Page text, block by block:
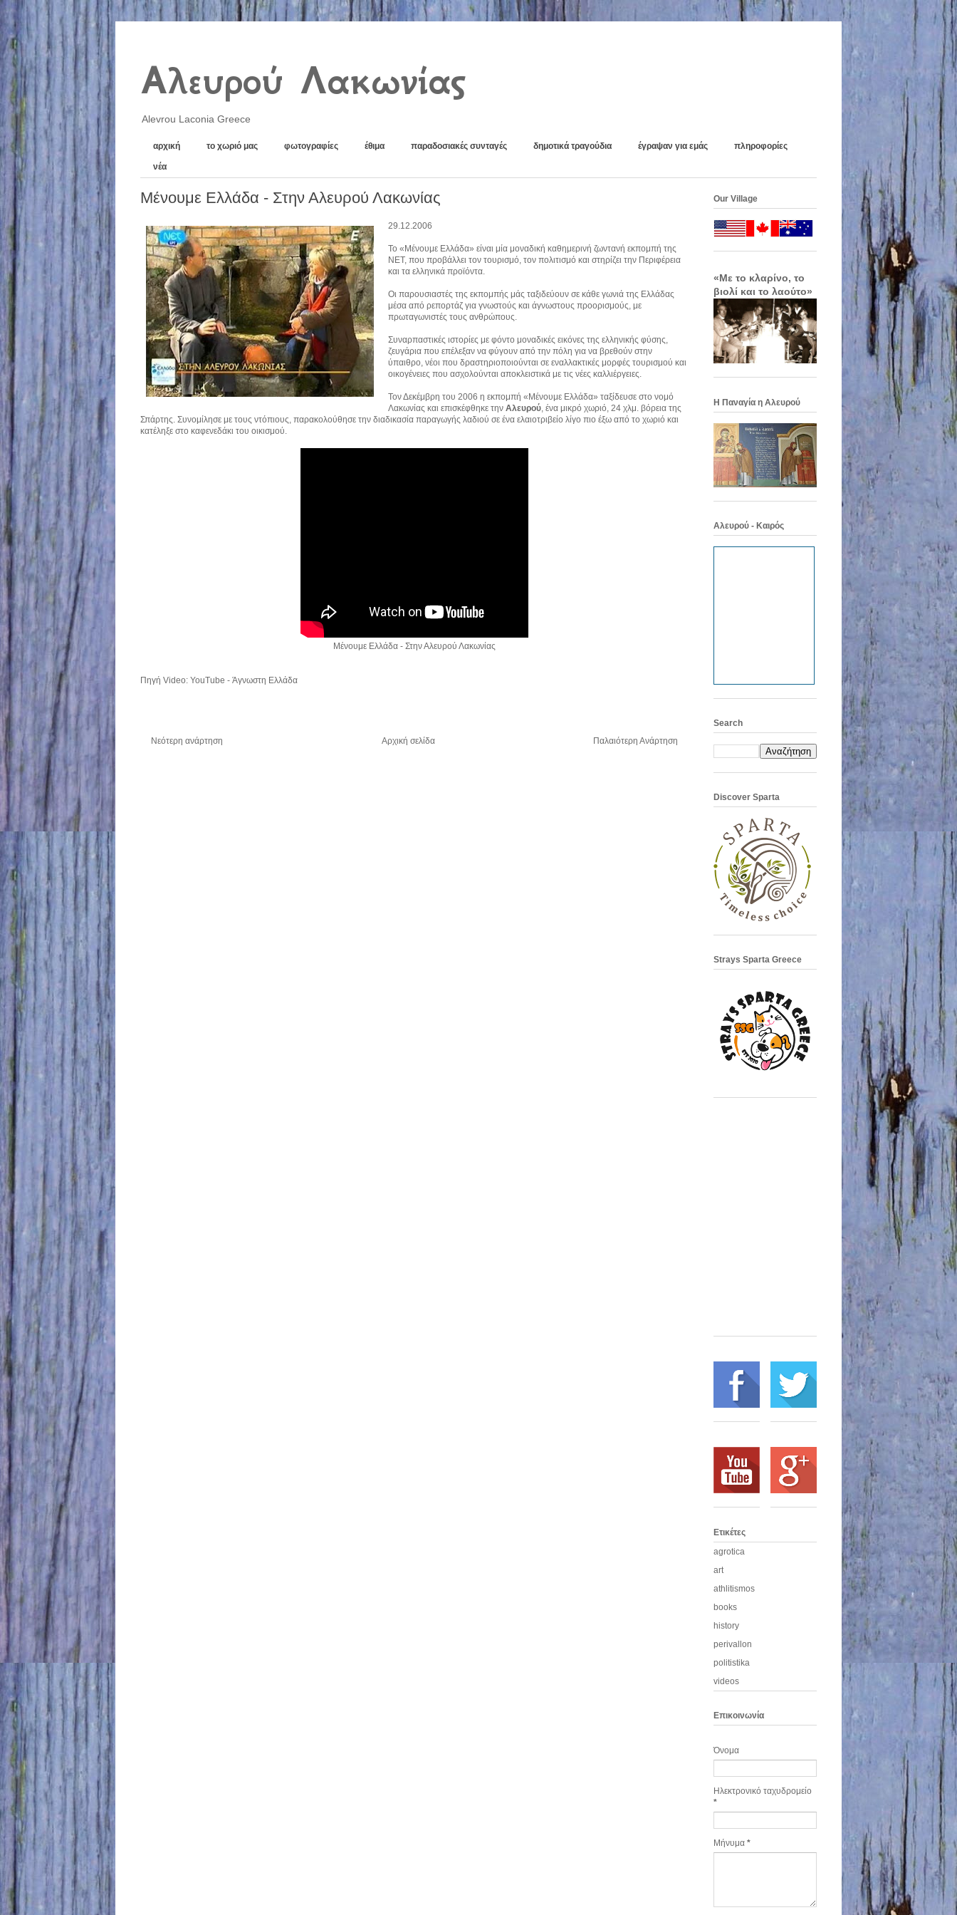
Αλευρού Λακωνίας
Alevrou Laconia Greece
αρχική το χωριό μας φωτογραφίες έθιμα παραδοσιακές συνταγές δημοτικά τραγούδια έγραψαν για εμάς πληροφορίες
νέα
Μένουμε Ελλάδα - Στην Αλευρού Λακωνίας
29.12.2006
Το «Μένουμε Ελλάδα» είναι μία μοναδική καθημερινή ζωντανή εκπομπή της
ΝΕΤ, που προβάλλει τον τουρισμό, τον πολιτισμό και στηρίζει την Περιφέρεια
και τα ελληνικά προϊόντα.
Οι παρουσιαστές της εκπομπής μάς ταξιδεύουν σε κάθε γωνιά της Ελλάδας
μέσα από ρεπορτάζ για γνωστούς και άγνωστους προορισμούς, με
πρωταγωνιστές τους ανθρώπους.
Συναρπαστικές ιστορίες με φόντο μοναδικές εικόνες της ελληνικής φύσης,
ζευγάρια που επέλεξαν να φύγουν από την πόλη για να βρεθούν στην
ύπαιθρο, νέοι που δραστηριοποιούνται σε εναλλακτικές μορφές τουρισμού και
οικογένειες που ασχολούνται αποκλειστικά με τις νέες καλλιέργειες.
Τον Δεκέμβρη του 2006 η εκπομπή «Μένουμε Ελλάδα» ταξίδευσε στο νομό
Λακωνίας και επισκέφθηκε την Αλευρού, ένα μικρό χωριό, 24 χλμ. βόρεια της
Σπάρτης. Συνομίλησε με τους ντόπιους, παρακολούθησε την διαδικασία παραγωγής λαδιού σε ένα ελαιοτριβείο λίγο πιο έξω από το χωριό και
κατέληξε στο καφενεδάκι του οικισμού.
Μένουμε Ελλάδα - Στην Αλευρού Λακωνίας
Πηγή Video: YouTube - Άγνωστη Ελλάδα
Νεότερη ανάρτηση Παλαιότερη Ανάρτηση
Αρχική σελίδα
Our Village
«Με το κλαρίνο, το
βιολί και το λαούτο»
Η Παναγία η Αλευρού
Αλευρού - Καιρός
Search
Discover Sparta
Strays Sparta Greece
Ετικέτες
agrotica
art
athlitismos
books
history
perivallon
politistika
videos
Eπικοινωνία
Όνομα
Ηλεκτρονικό ταχυδρομείο
*
Μήνυμα *